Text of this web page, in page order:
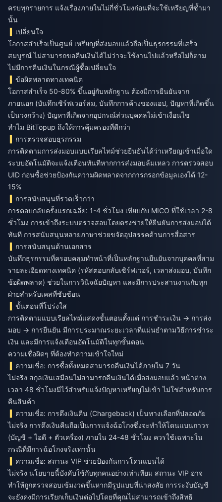
ครบทุกรายการ แจ้งเรื่องภายในไม่กี่ชั่วโมงก่อนที่จะใช้เหรียญที่ซ้ำมา
นั้น
เปลี่ยนใจ
โอกาสสำเร็จเป็นศูนย์ เหรียญที่ส่งมอบแล้วถือเป็นธุรกรรมที่เสร็จ
สมบูรณ์ ไม่สามารถขอคืนเงินได้ไม่ว่าจะใช้งานไปแล้วหรือไม่ก็ตาม
ไม่มีการคืนเงินในกรณีผู้ซื้อเปลี่ยนใจ
ข้อผิดพลาดทางเทคนิค
โอกาสสำเร็จ 50-80% ขึ้นอยู่กับหลักฐาน ต้องมีการยืนยันจาก
ภายนอก (บันทึกเซิร์ฟเวอร์ล่ม, บันทึกการค้างของแอป, ปัญหาที่เกิดขึ้น
เป็นวงกว้าง) ปัญหาที่เกิดจากอุปกรณ์ส่วนบุคคลไม่เข้าเงื่อนไข
ทำไม BitTopup ถึงให้การคุ้มครองที่ดีกว่า
การตรวจสอบธุรกรรม
การติดตามการส่งมอบแบบเรียลไทม์ช่วยยืนยันได้ว่าเหรียญเข้าเมื่อใด
ระบบอัตโนมัติจะแจ้งเตือนทันทีหากการส่งมอบล้มเหลว การตรวจสอบ
UID ก่อนซื้อช่วยป้องกันความผิดพลาดจากการกรอกข้อมูลเองได้ 12-
15%
การสนับสนุนที่รวดเร็วกว่า
การตอบกลับครั้งแรกเฉลี่ย: 1-4 ชั่วโมง เทียบกับ MICO ที่ใช้เวลา 2-8
ชั่วโมง การเข้าถึงระบบตรวจสอบโดยตรงช่วยให้ยืนยันการส่งมอบได้
ทันที การสนับสนุนหลายภาษาช่วยขจัดอุปสรรคด้านการสื่อสาร
การสนับสนุนด้านเอกสาร
บันทึกธุรกรรมที่ครอบคลุมทำหน้าที่เป็นหลักฐานยืนยันจากบุคคลที่สาม
รายละเอียดทางเทคนิค (รหัสตอบกลับเซิร์ฟเวอร์, เวลาส่งมอบ, บันทึก
ข้อผิดพลาด) ช่วยในการวินิจฉัยปัญหา และมีการประสานงานกับทุก
ฝ่ายสำหรับเคสที่ซับซ้อน
ขั้นตอนที่โปร่งใส
การติดตามแบบเรียลไทม์แสดงขั้นตอนตั้งแต่ การชำระเงิน → การส่ง
มอบ → การยืนยัน มีการประมาณระยะเวลาที่แม่นยำตามวิธีการชำระ
เงิน และมีการแจ้งเตือนอัตโนมัติในทุกขั้นตอน
ความเชื่อผิดๆ ที่ต้องทำความเข้าใจใหม่
ความเชื่อ: การซื้อทั้งหมดสามารถคืนเงินได้ภายใน 7 วัน
ไม่จริง สกุลเงินเสมือนไม่สามารถคืนเงินได้เมื่อส่งมอบแล้ว หน้าต่าง
เวลา 48 ชั่วโมงมีไว้สำหรับแจ้งปัญหาเหรียญไม่เข้า ไม่ใช่สำหรับการ
คืนสินค้า
ความเชื่อ: การดึงเงินคืน (Chargeback) เป็นทางเลือกที่ปลอดภัย
ไม่จริง การดึงเงินคืนถือเป็นการแจ้งฉ้อโกงซึ่งจะทำให้โดนแบนถาวร
(บัญชี + ไอดี + ตัวเครื่อง) ภายใน 24-48 ชั่วโมง ควรใช้เฉพาะใน
กรณีที่มีการฉ้อโกงจริงเท่านั้น
ความเชื่อ: สถานะ VIP ช่วยป้องกันการโดนแบนได้
ไม่จริง นโยบายนี้บังคับใช้กับทุกคนอย่างเท่าเทียม สถานะ VIP อาจ
ทำให้ถูกตรวจสอบเข้มงวดขึ้นหากมีรูปแบบที่น่าสงสัย การระงับบัญชี
จะยังคงมีการเรียกเก็บเงินต่อไปโดยที่คุณไม่สามารถเข้าถึงสิทธิ